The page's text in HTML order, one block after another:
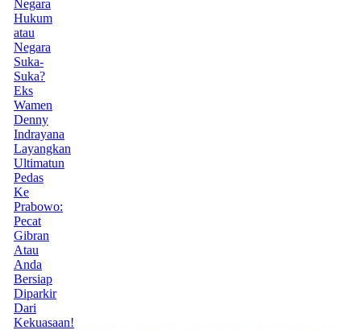
Negara
Hukum
atau
Negara
Suka-
Suka?
Eks
Wamen
Denny
Indrayana
Layangkan
Ultimatun
Pedas
Ke
Prabowo:
Pecat
Gibran
Atau
Anda
Bersiap
Diparkir
Dari
Kekuasaan!